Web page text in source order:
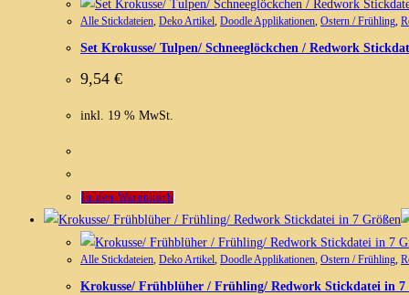
Alle Stickdateien Deko Artikel Doodle Applikationen Ostern / Frühling
Set Krokusse/ Tulpen/ Schneeglöckchen / Redwork
9,54 €
inkl. 19 % MwSt.
In den Warenkorb
Alle Stickdateien Deko Artikel Doodle Applikationen Ostern / Frühling
Krokusse/ Frühblüher / Frühling/ Redwork Stickdatei in 7